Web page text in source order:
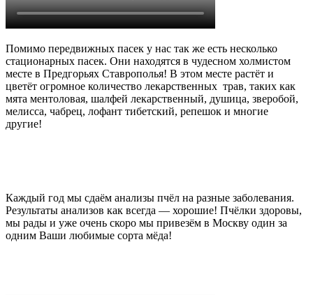
Помимо передвижных пасек у нас так же есть несколько
стационарных пасек. Они находятся в чудесном холмистом
месте в Предгорьях Ставрополья! В этом месте растёт и
цветёт огромное количество лекарственных трав, таких как
мята ментоловая, шалфей лекарственный, душица, зверобой,
мелисса, чабрец, лофант тибетский, репешок и многие
другие!
Каждый год мы сдаём анализы пчёл на разные заболевания.
Результаты анализов как всегда — хорошие! Пчёлки здоровы,
мы рады и уже очень скоро мы привезём в Москву один за
одним Ваши любимые сорта мёда!